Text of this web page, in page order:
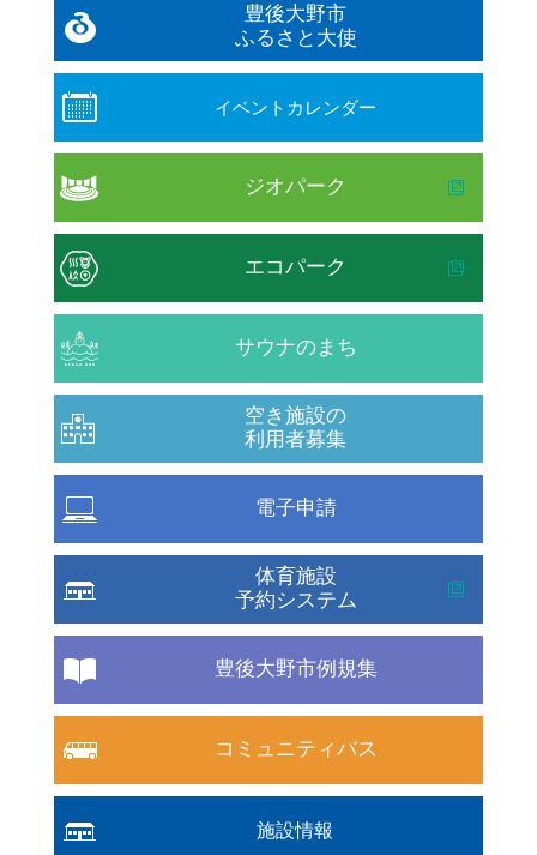
豊後大野市
ふるさと大使
イベントカレンダー
ジオパーク
エコパーク
サウナのまち
空き施設の
利用者募集
電子申請
体育施設
予約システム
豊後大野市例規集
コミュニティバス
施設情報